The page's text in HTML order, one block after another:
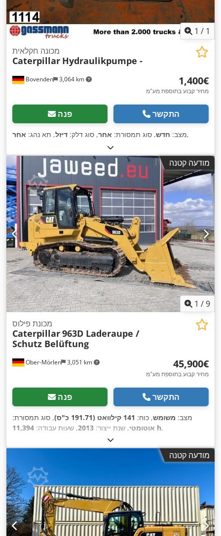
1 / 1
Bovenden 3,064 km
מכונה חקלאית
Caterpillar Hydraulikpumpe -
‏1,400 ‏€
מחיר קבוע בתוספת מע"מ
פנה התקשר
מצב: חדש, סוג תמסורת: אחר, סוג דלק: דיזל, תא נהג: אחר ,
מודעה קטנה
1 /9
Ober-Mörlen 3,051 km
מכונת פילוס
Caterpillar963D Laderaupe /
Schutz Belüftung
‏45,900 ‏€
מחיר קבוע בתוספת מע"מ
פנה התקשר
מצב: משומש, כוח: 141 קילוואט (191.71 כ"ס)
, סוג תמסורת:
אוטומטי, שנת ייצור: 2013, שעות עבודה: 11,394 h,
מודעה קטנה